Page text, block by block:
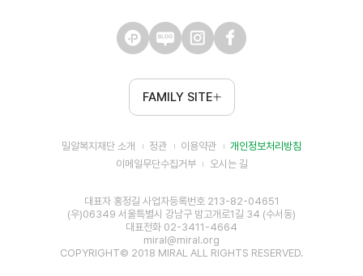
FAMILY SITE
밀알복지재단 소개 정관 이용약관
개인정보처리방침
이메일무단수집거부
오시는 길
대표자 홍정길 사업자등록번호 213-82-04651
(우)06349 서울특별시 강남구 밤고개로1길 34 (수서동)
대표전화 02-3411-4664
miral@miral.org
COPYRIGHT© 2018 MIRAL ALL RIGHTS RESERVED.